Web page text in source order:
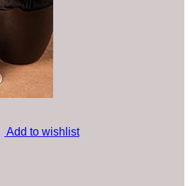
Add to wishlist